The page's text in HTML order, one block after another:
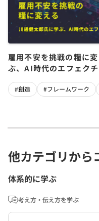
雇用不安を挑戦の糧に
ぶ、AI時代のエフェク
#創造 #フレームワーク
他カテゴリから
体系的に学ぶ
考え方・伝え方を学ぶ